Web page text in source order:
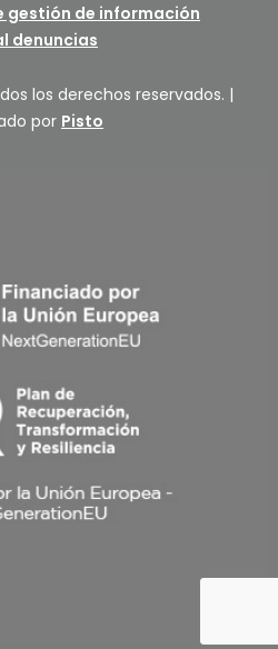
gestión de información
denuncias
los derechos reservados. |
por Pisto